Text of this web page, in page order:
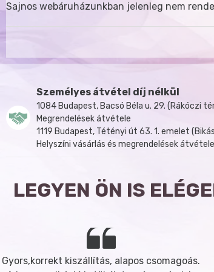
Sajnos webáruházunkban jelenleg nem
Személyes átvétel díj nélkül
1084 Budapest, Bacsó Béla u. 29. (Rákóczi
Megrendelések átvétele
1119 Budapest, Tétényi út 63. 1. emelet
Helyszíni vásárlás és megrendelések átvétele
LEGYEN ÖN IS
Gyors,korrekt kiszállítás, alapos csomagoás.